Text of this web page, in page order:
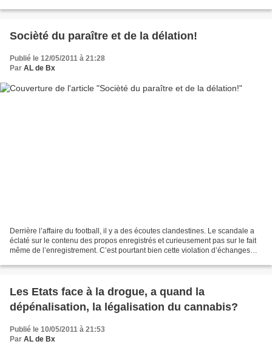
Socièté du paraître et de la délation!
Publié le 12/05/2011 à 21:28
Par AL de Bx
Derrière l’affaire du football, il y a des écoutes clandestines. Le scandale a
éclaté sur le contenu des propos enregistrés et curieusement pas sur le fait
même de l’enregistrement. C’est pourtant bien cette violation d’échanges
Les Etats face à la drogue, a quand la
dépénalisation, la légalisation du cannabis?
Publié le 10/05/2011 à 21:53
Par AL de Bx